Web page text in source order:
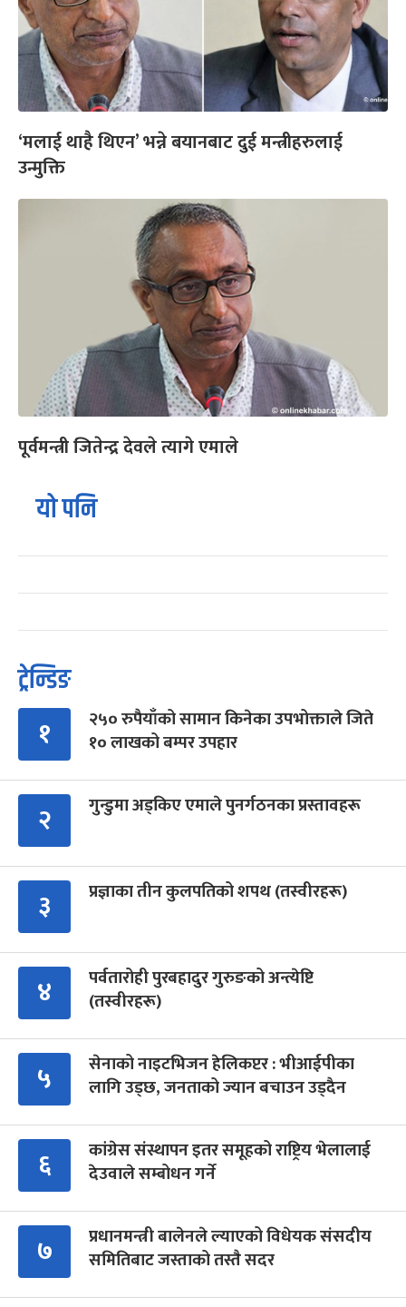
‘मलाई थाहै थिएन’ भन्ने बयानबाट दुई मन्त्रीहरुलाई
उन्मुक्ति
पूर्वमन्त्री जितेन्द्र देवले त्यागे एमाले
यो पनि
ट्रेन्डिङ
१
२५० रुपैयाँको सामान किनेका उपभोक्ताले जिते
१० लाखको बम्पर उपहार
२ गुन्डुमा अड्किए एमाले पुनर्गठनका प्रस्तावहरू
३ प्रज्ञाका तीन कुलपतिको शपथ (तस्वीरहरू)
४
पर्वतारोही पुरबहादुर गुरुङको अन्त्येष्टि
(तस्वीरहरू)
५
सेनाको नाइटभिजन हेलिकप्टर : भीआईपीका
लागि उड्छ, जनताको ज्यान बचाउन उड्दैन
६
कांग्रेस संस्थापन इतर समूहको राष्ट्रिय भेलालाई
देउवाले सम्बोधन गर्ने
७
प्रधानमन्त्री बालेनले ल्याएको विधेयक संसदीय
समितिबाट जस्ताको तस्तै सदर